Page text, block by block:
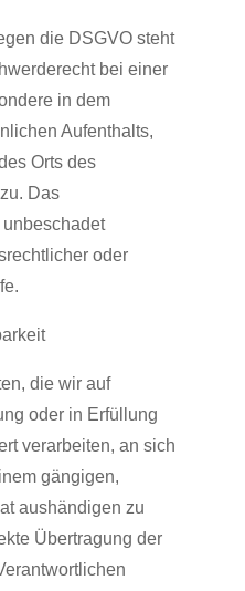
die DSGVO steht
bei einer
in dem
Aufenthalts,
Orts des
Das
oder
die wir auf
oder in Erfüllung
verarbeiten, an sich
gängigen,
aushändigen zu
Übertragung der